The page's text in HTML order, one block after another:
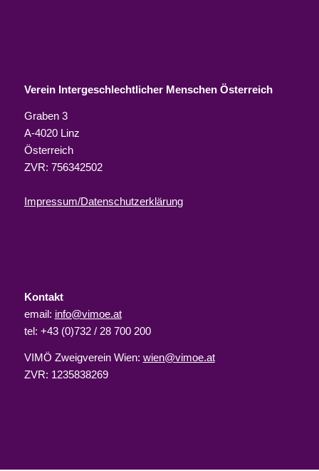
Verein Intergeschlechtlicher Menschen Österreich
Graben 3
A-4020 Linz
Österreich
ZVR: 756342502
Impressum/Datenschutzerklärung
Kontakt
email: info@vimoe.at
tel: +43 (0)732 / 28 700 200
VIMÖ Zweigverein Wien: wien@vimoe.at
ZVR: 1235838269